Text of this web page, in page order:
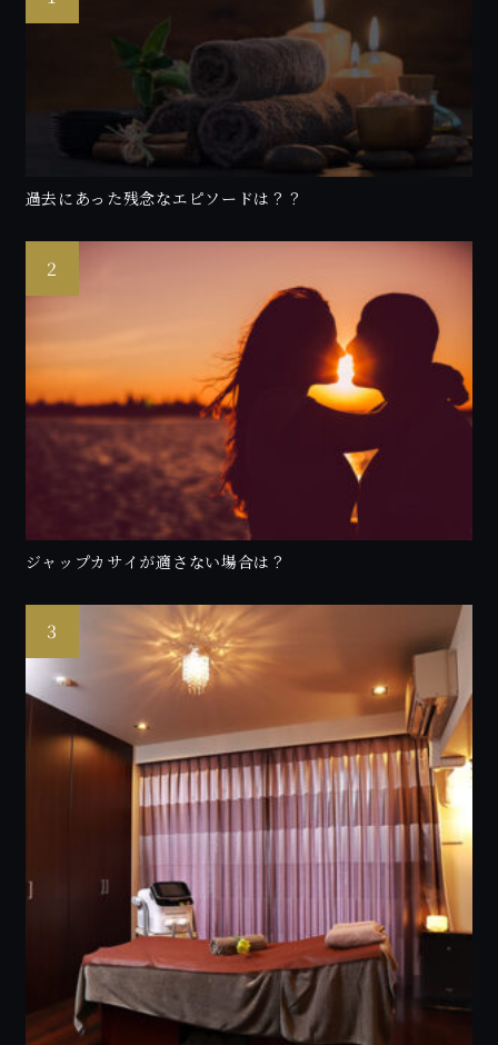
過去にあった残念なエピソードは？？
ジャップカサイが適さない場合は？